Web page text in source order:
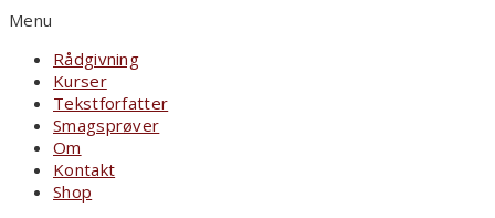
Menu
Rådgivning
Kurser
Tekstforfatter
Smagsprøver
Om
Kontakt
Shop